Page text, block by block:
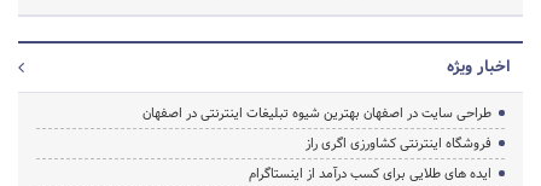
اخبار ویژه
طراحی سایت در اصفهان بهترین شیوه تبلیغات اینترنتی در اصفهان
فروشگاه اینترنتی کشاورزی اگری راز
ایده های طلایی برای کسب درآمد از اینستاگرام